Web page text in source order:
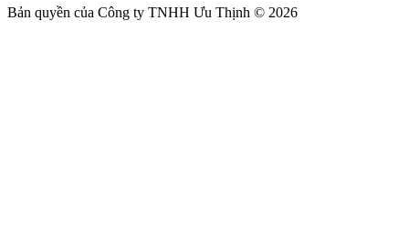
Bản quyền của Công ty TNHH Ưu Thịnh © 2026